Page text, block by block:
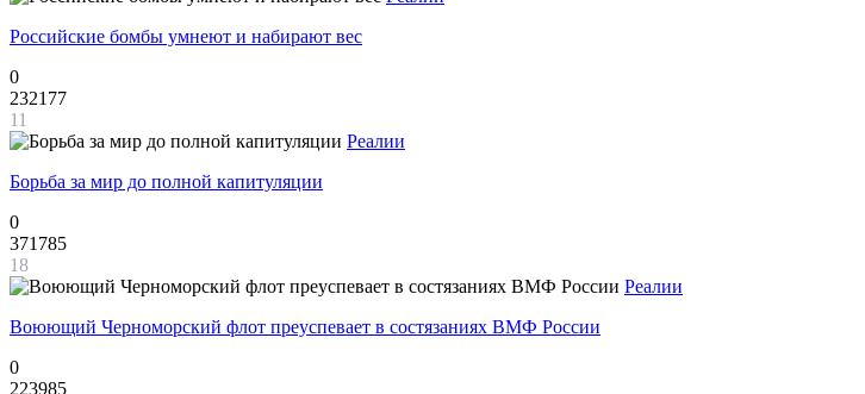
Российские бомбы умнеют и набирают вес
0
232177
11
Реалии
Борьба за мир до полной капитуляции
0
371785
18
Реалии
Воюющий Черноморский флот преуспевает в состязаниях ВМФ России
0
223985